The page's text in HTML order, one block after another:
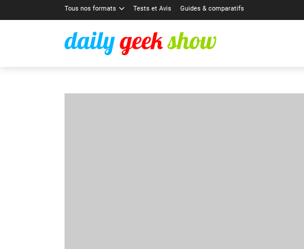
Tous nos formats Tests et Avis Guides & comparatifs